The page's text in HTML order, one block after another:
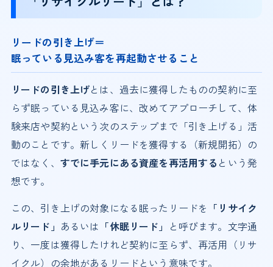
リードの引き上げ＝
眠っている見込み客を再起動させること
リードの引き上げとは、過去に獲得したものの契約に至
らず眠っている見込み客に、改めてアプローチして、体
験来店や契約という次のステップまで「引き上げる」活
動のことです。新しくリードを獲得する（新規開拓）の
ではなく、 すでに手元にある資産を再活用する という発
想です。
この、引き上げの対象になる眠ったリードを 「リサイク
ルリード」 あるいは 「休眠リード」 と呼びます。文字通
り、一度は獲得したけれど契約に至らず、再活用（リサ
イクル）の余地があるリードという意味です。